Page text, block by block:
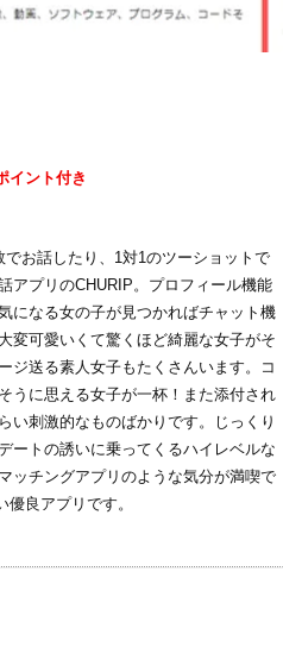
イント付き
お話したり、1対1のツーショットで
アプリのCHURIP。プロフィール機能
になる女の子が見つかればチャット機
変可愛いくて驚くほど綺麗な女子がそ
ジ送る素人女子もたくさんいます。コ
うに思える女子が一杯！また添付され
い刺激的なものばかりです。じっくり
ートの誘いに乗ってくるハイレベルな
ッチングアプリのような気分が満喫で
良アプリです。